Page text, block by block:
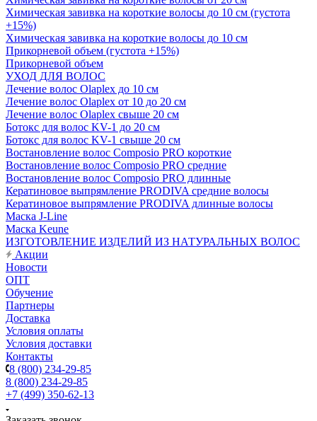
Химическая завивка на короткие волосы до 10 см (густота
+15%)
Химическая завивка на короткие волосы до 10 см
Прикорневой объем (густота +15%)
Прикорневой объем
УХОД ДЛЯ ВОЛОС
Лечение волос Olapleх до 10 см
Лечение волос Olapleх от 10 до 20 см
Лечение волос Olapleх свыше 20 см
Ботокс для волос KV-1 до 20 см
Ботокс для волос KV-1 свыше 20 см
Востановление волос Composio PRO короткие
Востановление волос Composio PRO средние
Востановление волос Composio PRO длинные
Кератиновое выпрямление PRODIVA средние волосы
Кератиновое выпрямление PRODIVA длинные волосы
Маска J-Line
Маска Keune
ИЗГОТОВЛЕНИЕ ИЗДЕЛИЙ ИЗ НАТУРАЛЬНЫХ ВОЛОС
Акции
Новости
ОПТ
Обучение
Партнеры
Доставка
Условия оплаты
Условия доставки
Контакты
8 (800) 234-29-85
8 (800) 234-29-85
+7 (499) 350-62-13